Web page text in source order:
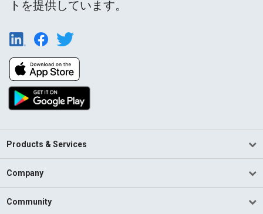
トを提供しています。
Products & Services
Company
Community